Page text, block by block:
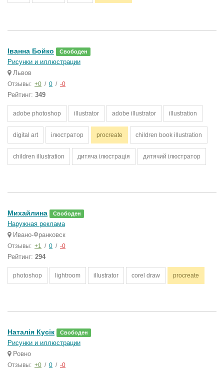
Іванна Бойко Свободен
Рисунки и иллюстрации
Львов
Отзывы: +0 / 0 / -0
Рейтинг: 349
adobe photoshop illustrator adobe illustrator illustration
digital art ілюстратор procreate children book illustration
children illustration дитяча ілюстрація дитячий ілюстратор
Михайлина Свободен
Наружная реклама
Ивано-Франковск
Отзывы: +1 / 0 / -0
Рейтинг: 294
photoshop lightroom illustrator corel draw procreate
Наталія Кусік Свободен
Рисунки и иллюстрации
Ровно
Отзывы: +0 / 0 / -0